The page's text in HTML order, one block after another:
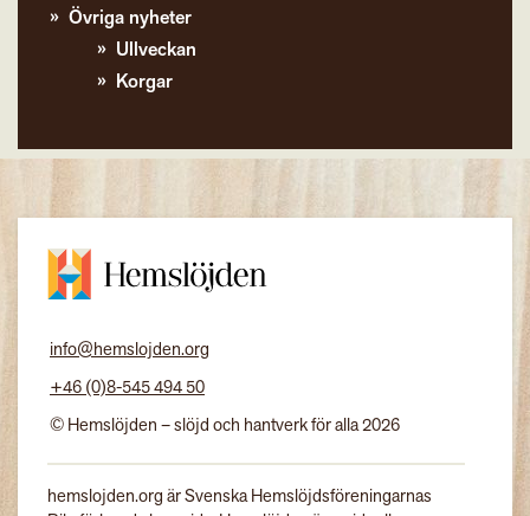
Övriga nyheter
Ullveckan
Korgar
info@hemslojden.org
+46 (0)8-545 494 50
© Hemslöjden – slöjd och hantverk för alla 2026
hemslojden.org är Svenska Hemslöjdsföreningarnas